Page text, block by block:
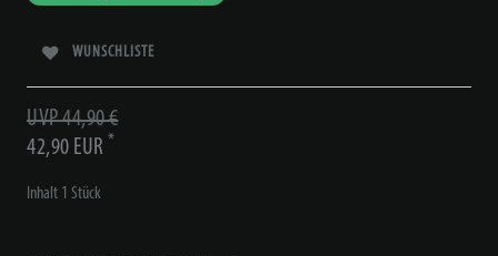
WUNSCHLISTE
UVP 44,90 €
42,90 EUR *
Inhalt 1 Stück